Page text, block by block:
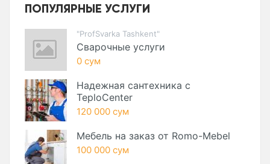
ПОПУЛЯРНЫЕ УСЛУГИ
"ProfSvarka Tashkent"
Сварочные услуги
0 сум
Надежная сантехника с
TeploCenter
120 000 сум
Мебель на заказ от Romo-Mebel
100 000 сум